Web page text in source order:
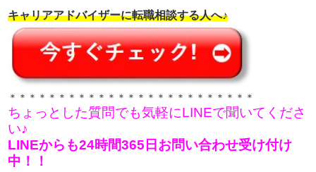
キャリアアドバイザーに転職相談する人へ♪
＊＊＊＊＊＊＊＊＊＊＊＊＊＊＊＊＊＊＊＊＊＊＊＊＊
ちょっとした質問でも気軽にLINEで聞いてくださ
い♪
LINEからも24時間365日お問い合わせ受け付け
中！！